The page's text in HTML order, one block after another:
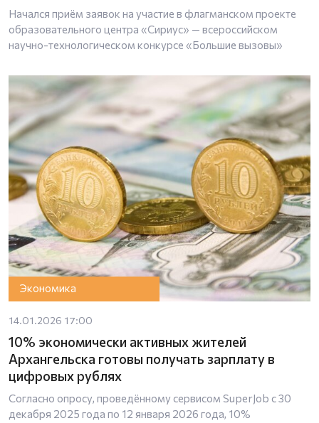
Начался приём заявок на участие в флагманском проекте
образовательного центра «Сириус» — всероссийском
научно-технологическом конкурсе «Большие вызовы»
Экономика
14.01.2026 17:00
10% экономически активных жителей
Архангельска готовы получать зарплату в
цифровых рублях
Согласно опросу, проведённому сервисом SuperJob с 30
декабря 2025 года по 12 января 2026 года, 10%